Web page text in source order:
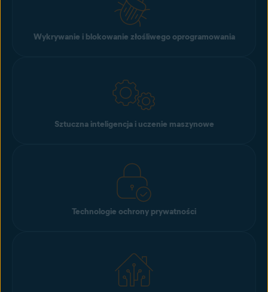
Wykrywanie i blokowanie złośliwego oprogramowania
Sztuczna inteligencja i uczenie maszynowe
Technologie ochrony prywatności